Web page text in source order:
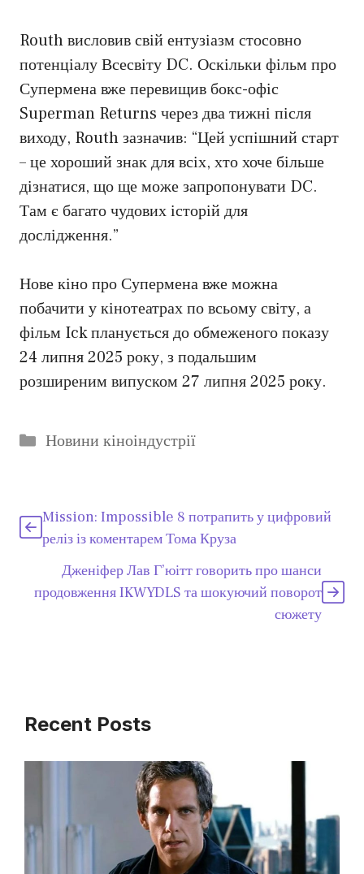
Routh висловив свій ентузіазм стосовно
потенціалу Всесвіту DC. Оскільки фільм про
Супермена вже перевищив бокс-офіс
Superman Returns через два тижні після
виходу, Routh зазначив: “Цей успішний старт
– це хороший знак для всіх, хто хоче більше
дізнатися, що ще може запропонувати DC.
Там є багато чудових історій для
дослідження.”
Нове кіно про Супермена вже можна
побачити у кінотеатрах по всьому світу, а
фільм Ick планується до обмеженого показу
24 липня 2025 року, з подальшим
розширеним випуском 27 липня 2025 року.
Категорії
Новини кіноіндустрії
Mission: Impossible 8 потрапить у цифровий
реліз із коментарем Тома Круза
Дженіфер Лав Г’юітт говорить про шанси
продовження IKWYDLS та шокуючий поворот
сюжету
Recent Posts